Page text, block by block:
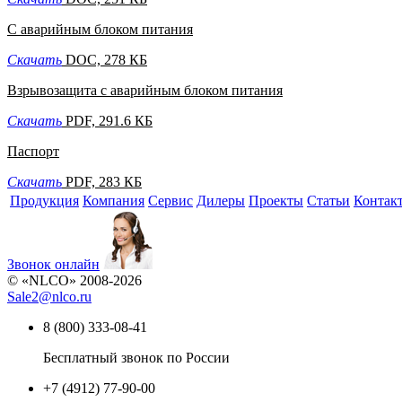
С аварийным блоком питания
Скачать DOC, 278 КБ
Взрывозащита с аварийным блоком питания
Скачать PDF, 291.6 КБ
Паспорт
Скачать PDF, 283 КБ
Продукция Компания Сервис Дилеры Проекты Статьи
Звонок онлайн
© «NLCO» 2008-2026
Sale2@nlco.ru
8 (800) 333-08-41
Бесплатный звонок по России
+7 (4912) 77-90-00